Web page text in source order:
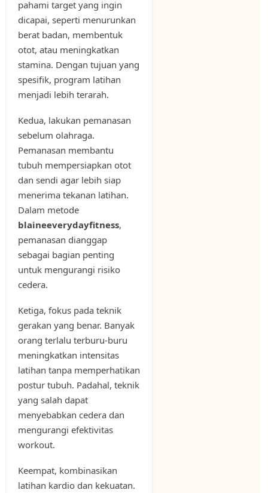
pahami target yang ingin
dicapai, seperti menurunkan
berat badan, membentuk
otot, atau meningkatkan
stamina. Dengan tujuan yang
spesifik, program latihan
menjadi lebih terarah.
Kedua, lakukan pemanasan
sebelum olahraga.
Pemanasan membantu
tubuh mempersiapkan otot
dan sendi agar lebih siap
menerima tekanan latihan.
Dalam metode
blaineeverydayfitness,
pemanasan dianggap
sebagai bagian penting
untuk mengurangi risiko
cedera.
Ketiga, fokus pada teknik
gerakan yang benar. Banyak
orang terlalu terburu-buru
meningkatkan intensitas
latihan tanpa memperhatikan
postur tubuh. Padahal, teknik
yang salah dapat
menyebabkan cedera dan
mengurangi efektivitas
workout.
Keempat, kombinasikan
latihan kardio dan kekuatan.